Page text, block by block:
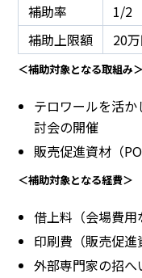
補助率
1/2
補助上限額
20
＜補助対象となる取組み＞
テロワールを活
討会の開催
販売促進資材（
＜補助対象となる経費＞
借上料（会場費用
印刷費（販売促進
外部専門家の招